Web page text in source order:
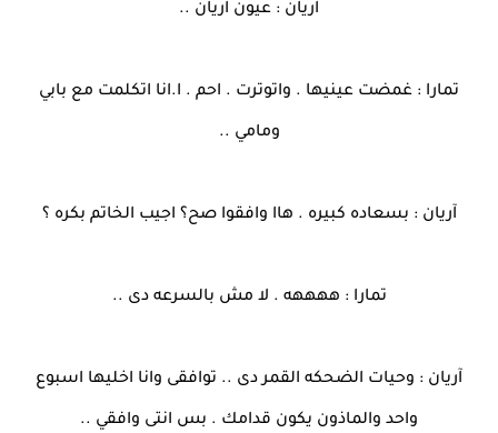
آريان : عيون آريان ..
تمارا : غمضت عينيها . واتوترت . احم . ا.انا اتكلمت مع بابي
ومامي ..
آريان : بسعاده كبيره . هاا وافقوا صح؟ اجيب الخاتم بكره ؟
تمارا : ههههه . لا مش بالسرعه دى ..
آريان : وحيات الضحكه القمر دى .. توافقى وانا اخليها اسبوع
واحد والماذون يكون قدامك . بس انتى وافقي ..